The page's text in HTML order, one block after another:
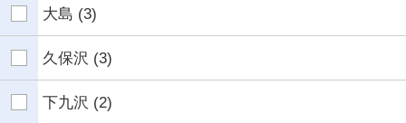
大島 (3)
久保沢 (3)
下九沢 (2)